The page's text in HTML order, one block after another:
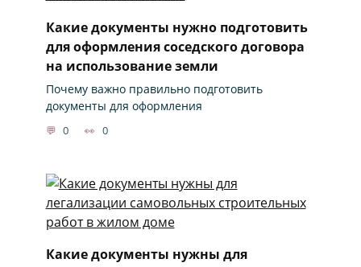
Какие документы нужно подготовить
для оформления соседского договора
на использование земли
Почему важно правильно подготовить
документы для оформления
0 0
Какие документы нужны для